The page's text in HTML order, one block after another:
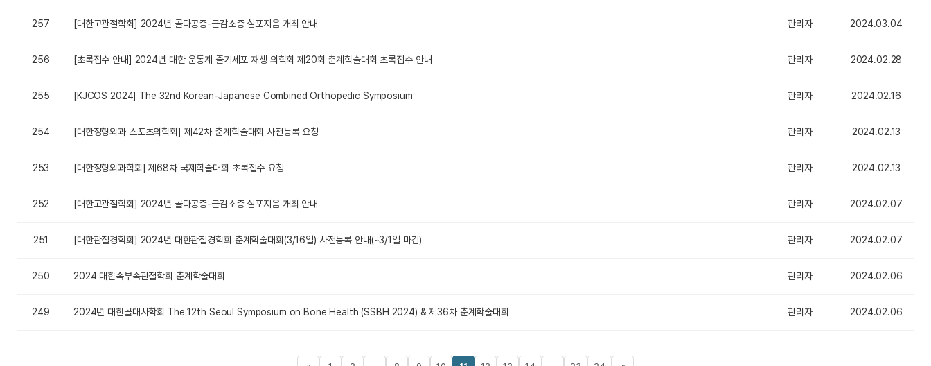
257 [대한고관절학회] 2024년 골다공증-근감소증 심포지움 개최 안내 관리자 2024.03.04
256 [초록접수 안내] 2024년 대한 운동계 줄기세포 재생 의학회 제20회 춘계학술대회 초록접수 안내 관리자 2024.02.28
255 [KJCOS 2024] The 32nd Korean-Japanese Combined Orthopedic Symposium 관리자 2024.02.16
254 [대한정형외과 스포츠의학회] 제42차 춘계학술대회 사전등록 요청 관리자 2024.02.13
253 [대한정형외과학회] 제68차 국제학술대회 초록접수 요청 관리자 2024.02.13
252 [대한고관절학회] 2024년 골다공증-근감소증 심포지움 개최 안내 관리자 2024.02.07
251 [대한관절경학회] 2024년 대한관절경학회 춘계학술대회(3/16일) 사전등록 안내(~3/1일 마감) 관리자 2024.02.07
250 2024 대한족부족관절학회 춘계학술대회 관리자 2024.02.06
249 2024년 대한골대사학회 The 12th Seoul Symposium on Bone Health (SSBH 2024) & 제36차 춘계학술대회 관리자 2024.02.06